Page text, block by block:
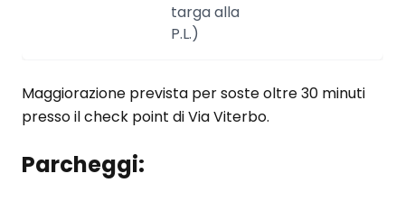
targa alla
P.L.)
Maggiorazione prevista per soste oltre 30 minuti
presso il check point di Via Viterbo.
Parcheggi: